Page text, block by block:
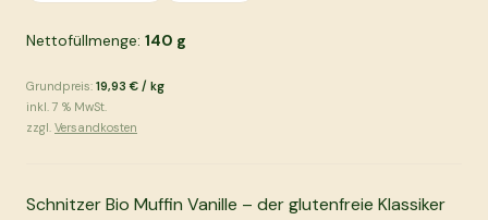
Nettofüllmenge: 140 g
Grundpreis: 19,93 € / kg
inkl. 7 % MwSt.
zzgl. Versandkosten
Schnitzer Bio Muffin Vanille – der glutenfreie Klassiker